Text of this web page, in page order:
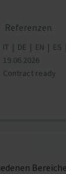
Referenzen
IT | DE | EN | ES
19.06.2026
Contract ready